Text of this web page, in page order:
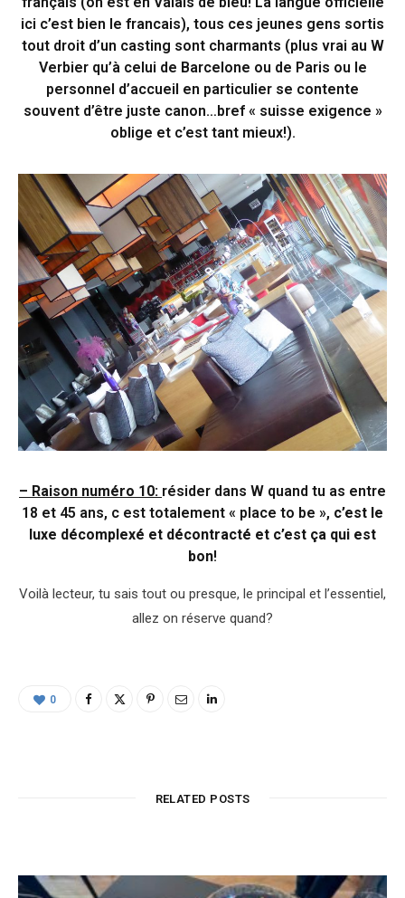
ici c’est bien le francais), tous ces jeunes gens sortis
tout droit d’un casting sont charmants (plus vrai au W
Verbier qu’à celui de Barcelone ou de Paris ou le
personnel d’accueil en particulier se contente
souvent d’être juste canon…bref « suisse exigence »
oblige et c’est tant mieux!).
– Raison numéro 10: résider dans W quand tu as entre
18 et 45 ans, c est totalement « place to be », c’est le
luxe décomplexé et décontracté et c’est ça qui est
bon!
Voilà lecteur, tu sais tout ou presque, le principal et l’essentiel,
allez on réserve quand?
0
RELATED POSTS